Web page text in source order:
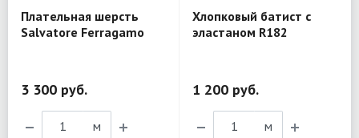
Плательная шерсть
Salvatore Ferragamo
3 300 руб.
м
Хлопковый батист с
эластаном R182
1 200 руб.
м